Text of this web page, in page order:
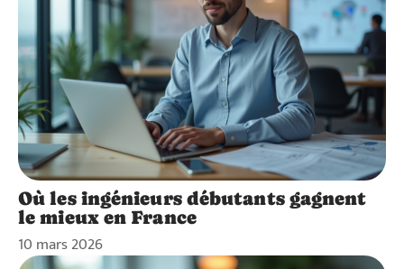
Où les ingénieurs débutants gagnent
le mieux en France
10 mars 2026